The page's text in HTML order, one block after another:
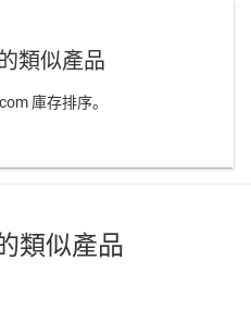
類似產品
庫存排序。
類似產品